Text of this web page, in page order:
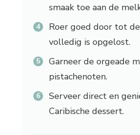
smaak toe aan de
Roer goed door tot
volledig is opgelost.
Garneer de orgeade
pistachenoten.
Serveer direct en
Caribische dessert.